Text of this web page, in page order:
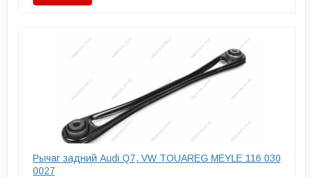
Рычаг задний Audi Q7, VW TOUAREG MEYLE 116 030
0027